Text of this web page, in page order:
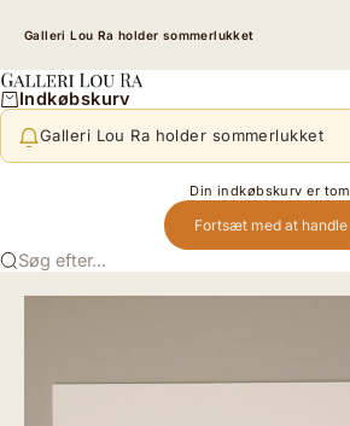
Galleri Lou Ra holder sommerlukket
Galleri Lou Ra
Indkøbskurv
Galleri Lou Ra holder sommerlukket
Din indkøbskurv er tom
Fortsæt med at handle
Søg efter...